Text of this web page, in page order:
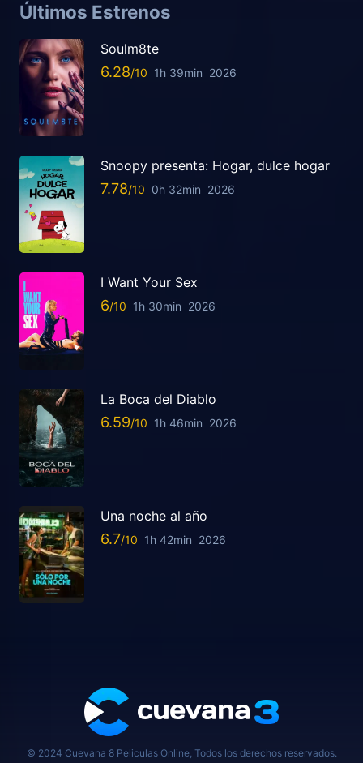
Últimos Estrenos
Soulm8te
6.28 1h 39min 2026
Snoopy presenta: Hogar, dulce hogar
7.78 0h 32min 2026
I Want Your Sex
6 1h 30min 2026
La Boca del Diablo
6.59 1h 46min 2026
Una noche al año
6.7 1h 42min 2026
© 2024 Cuevana 8 Peliculas Online, Todos los derechos reservados.